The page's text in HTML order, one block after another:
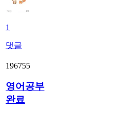
1
댓글
196755
영어공부
완료